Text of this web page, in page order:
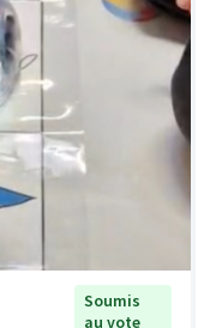
Soumis
au vote